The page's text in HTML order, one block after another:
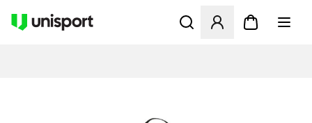
Öppnar en Modal för att